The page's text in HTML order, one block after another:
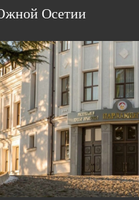
Осетии